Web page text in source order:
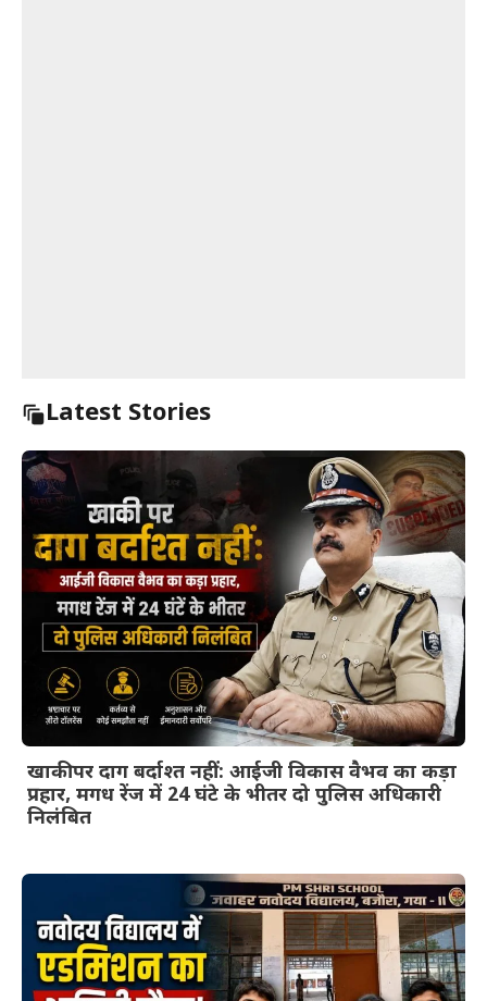
Latest Stories
खाकी पर दाग बर्दाश्त नहीं: आईजी विकास वैभव का कड़ा
प्रहार, मगध रेंज में 24 घंटे के भीतर दो पुलिस अधिकारी
निलंबित